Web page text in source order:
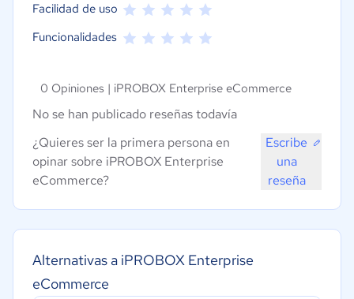
Alternativas a iPROBOX Enterprise
eCommerce
Facilidad de uso
Funcionalidades
0 Opiniones | iPROBOX Enterprise eCommerce
No se han publicado reseñas todavía
¿Quieres ser la primera persona en
opinar sobre iPROBOX Enterprise
eCommerce?
Escribe
una
reseña